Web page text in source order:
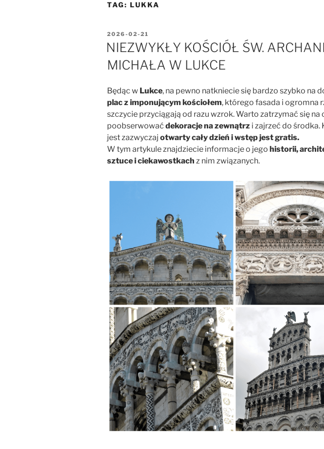
TAG: LUKKA
OPUBLIKOWANE
W
2026-02-21
NIEZWYKŁY KOŚCIÓŁ ŚW.
MICHAŁA W LUKCE
Będąc w Lukce, na pewno natkniecie się bardzo szybko na
plac z imponującym kościołem, którego fasada i ogromna
szczycie przyciągają od razu wzrok. Warto zatrzymać się na
poobserwować dekoracje na zewnątrz i zajrzeć do środka.
jest zazwyczaj otwarty cały dzień i wstęp jest gratis.
W tym artykule znajdziecie informacje o jego historii,
sztuce i ciekawostkach z nim związanych.